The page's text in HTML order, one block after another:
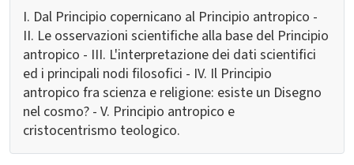
I. Dal Principio copernicano al Principio antropico -
II. Le osservazioni scientifiche alla base del Principio
antropico - III. L'interpretazione dei dati scientifici
ed i principali nodi filosofici - IV. Il Principio
antropico fra scienza e religione: esiste un Disegno
nel cosmo? - V. Principio antropico e
cristocentrismo teologico.